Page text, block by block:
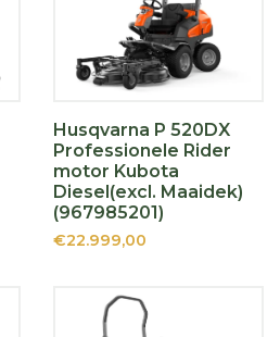
Husqvarna P 520DX
Professionele Rider
motor Kubota
Diesel(excl. Maaidek)
(967985201)
€22.999,00